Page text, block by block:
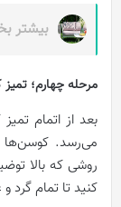
بیشتر
مرحله چهارم؛
بعد از اتمام
می‌رسد. کوسن‌ها
روشی که بالا
کنید تا تمام گرد